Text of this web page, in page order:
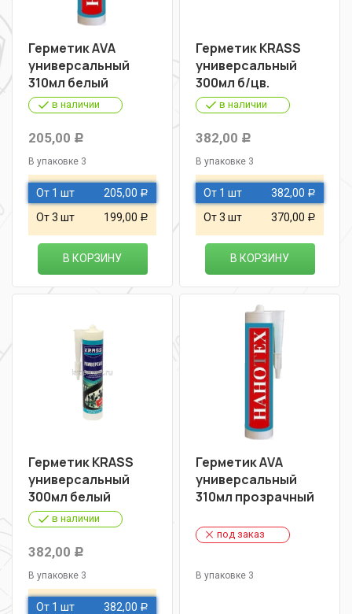
Герметик АVА
универсальный
310мл белый
в наличии
205,00 Р
В упаковке 3
От 1 шт 205,00 Р
От 3 шт 199,00 Р
В КОРЗИНУ
Герметик KRASS
универсальный
300мл б/цв.
в наличии
382,00 Р
В упаковке 3
От 1 шт 382,00 Р
От 3 шт 370,00 Р
В КОРЗИНУ
Герметик KRASS
универсальный
300мл белый
в наличии
382,00 Р
В упаковке 3
От 1 шт 382,00 Р
Герметик АVА
универсальный
310мл прозрачный
под заказ
В упаковке 3